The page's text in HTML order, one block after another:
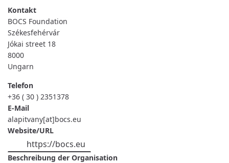
BOCS Foundation
Székesfehérvár
Jókai street 18
8000
Ungarn
Telefon
+36 ( 30 ) 2351378
E-Mail
alapitvany[at]bocs.eu
Website/URL
https://bocs.eu
Beschreibung der Organisation